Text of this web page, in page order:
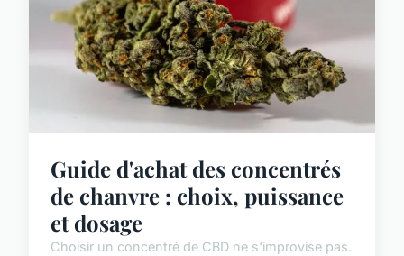
Guide d'achat des concentrés
de chanvre : choix, puissance
et dosage
Choisir un concentré de CBD ne s'improvise pas.